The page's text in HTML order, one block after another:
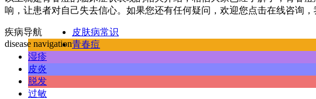
响，让患者对自己失去信心。如果您还有任何疑问，欢迎您点击在线咨询
疾病导航
disease navigation
皮肤病常识
青春痘
湿疹
皮炎
脱发
过敏